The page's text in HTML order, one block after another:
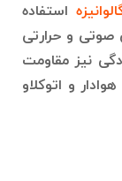
استفاده
و حرارتی
نیز مقاومت
و اتوکلاو